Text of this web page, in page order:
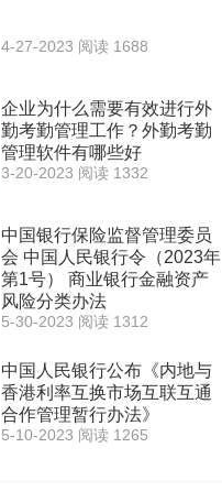
4-27-2023 阅读 1688
企业为什么需要有效进行外
勤考勤管理工作？外勤考勤
管理软件有哪些好
3-20-2023 阅读 1332
中国银行保险监督管理委员
会 中国人民银行令（2023年
第1号） 商业银行金融资产
风险分类办法
5-30-2023 阅读 1312
中国人民银行公布《内地与
香港利率互换市场互联互通
合作管理暂行办法》
5-10-2023 阅读 1265